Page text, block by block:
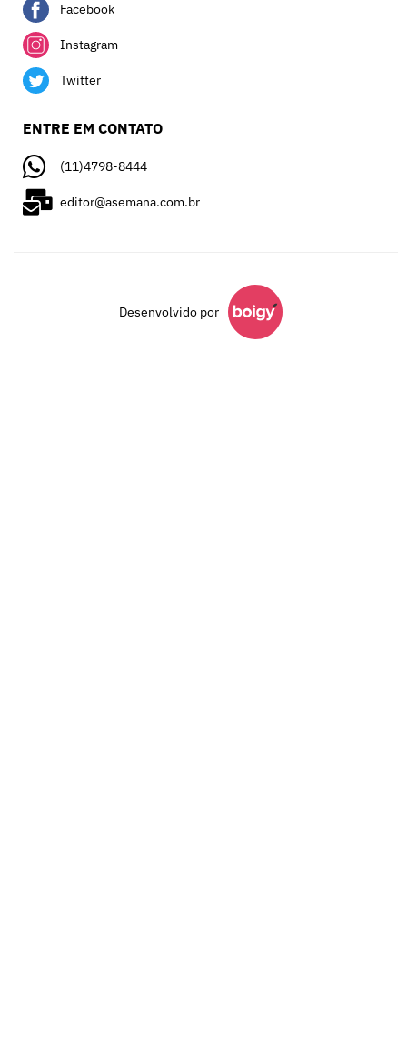
Facebook
Instagram
Twitter
ENTRE EM CONTATO
(11)4798-8444
editor@asemana.com.br
Desenvolvido por